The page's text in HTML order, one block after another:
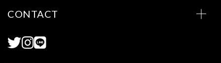
CONTACT